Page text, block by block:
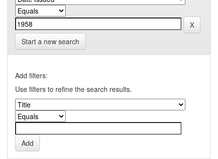
Start a new search
Add filters:
Use filters to refine the search results.